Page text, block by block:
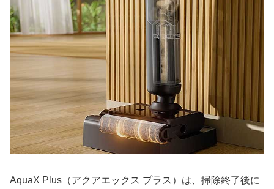
AquaX Plus（アクアエックス プラス）は、掃除終了後に